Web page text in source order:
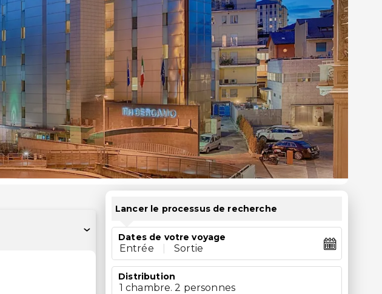
Lancer le processus de recherche
Dates de votre voyage
Entrée Sortie
Distribution
1 chambre. 2 personnes